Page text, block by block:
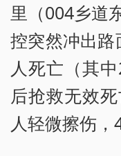
里（004乡道
控突然冲出
人死亡（其
后抢救无效
人轻微擦伤，